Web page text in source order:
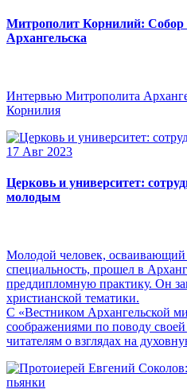
Митрополит Корнилий: Собор
Архангельска
Интервью Митрополита
Корнилия
17 Авг 2023
Церковь и университет:
молодым
Молодой человек, осваивающий
специальность, прошел в
преддипломную практику. Он
христианской тематики.
С «Вестником Архангельской
соображениями по поводу своей
читателям о взглядах на